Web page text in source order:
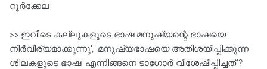
റൂർക്കേല
>>'ഇവിടെ കല്ലുകളുടെ ഭാഷ മനുഷ്യന്റെ ഭാഷയെ
നിർവീര്യമാക്കുന്നു', 'മനുഷ്യഭാഷയെ അതിശയിപ്പിക്കുന്ന
ശിലകളുടെ ഭാഷ' എന്നിങ്ങനെ ടാഗോർ വിശേഷിപ്പിച്ചത്‌ ?